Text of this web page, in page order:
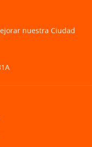
nuestra Ciudad